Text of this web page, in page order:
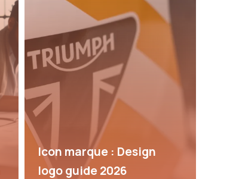
Icon marque : Design
logo guide 2026